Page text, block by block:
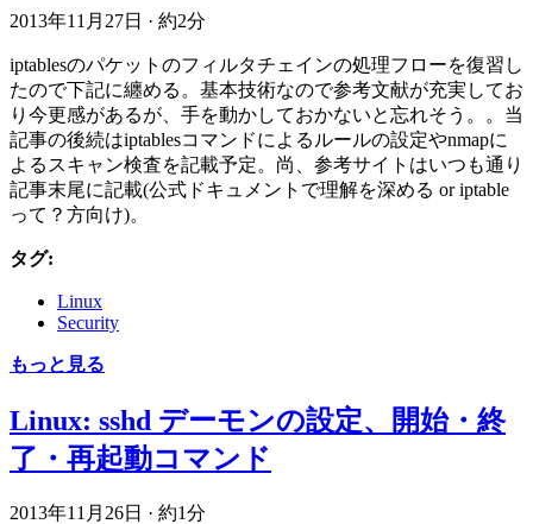
2013年11月27日 · 約2分
iptablesのパケットのフィルタチェインの処理フローを復習し
たので下記に纏める。基本技術なので参考文献が充実してお
り今更感があるが、手を動かしておかないと忘れそう。。当
記事の後続はiptablesコマンドによるルールの設定やnmapに
よるスキャン検査を記載予定。尚、参考サイトはいつも通り
記事末尾に記載(公式ドキュメントで理解を深める or iptable
って？方向け)。
タグ:
Linux
Security
もっと見る
Linux: sshd デーモンの設定、開始・終
了・再起動コマンド
2013年11月26日 · 約1分